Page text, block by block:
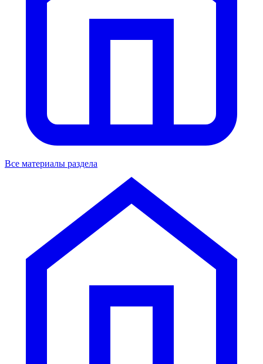
Все материалы раздела